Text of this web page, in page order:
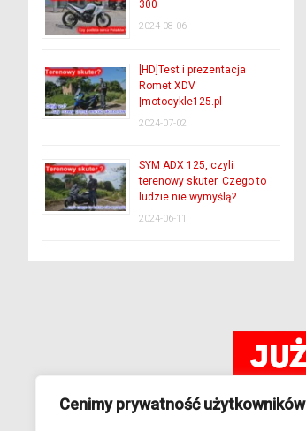
Cenimy prywatność użytkowników
300
2024-08-06
[HD]Test i prezentacja
Romet XDV
|motocykle125.pl
2024-07-02
SYM ADX 125, czyli
terenowy skuter. Czego to
ludzie nie wymyślą?
2024-06-11